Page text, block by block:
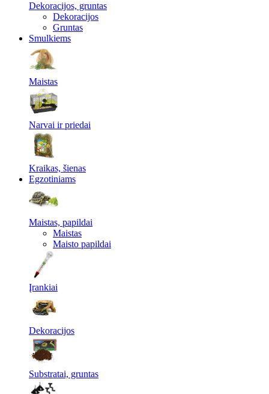
Dekoracijos, gruntas
Dekoracijos
Gruntas
Smulkiems
Maistas
Narvai ir priedai
Kraikas, šienas
Egzotiniams
Maistas, papildai
Maistas
Maisto papildai
Įrankiai
Dekoracijos
Substratai, gruntas